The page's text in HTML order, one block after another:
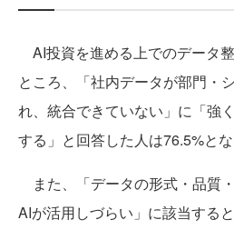
AI投資を進める上でのデータ
ところ、「社内データが部門・
れ、統合できていない」に「強
する」と回答した人は76.5%とな
また、「データの形式・品質
AIが活用しづらい」に該当する